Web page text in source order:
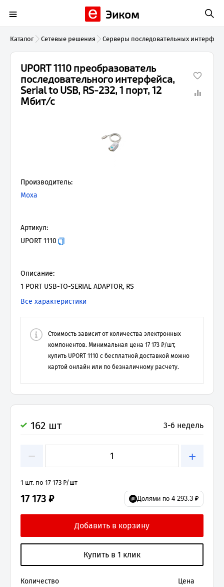
Эиком
Каталог Сетевые решения Серверы последовательных
UPORT 1110 преобразователь
последовательного интерфейса,
Serial to USB, RS-232, 1 порт, 12
Мбит/с
Производитель:
Moxa
Артикул:
UPORT 1110
Описание:
1 PORT USB-TO-SERIAL ADAPTOR, RS
Все характеристики
Стоимость зависит от количества электронных
компонентов. Минимальная цена 17 173 ₽/шт,
купить UPORT 1110 с бесплатной доставкой можно
картой онлайн или по безналичному расчету.
162 шт 3-6 недель
− +
1 шт. по 17 173 ₽/шт
17 173 ₽ Долями по 4 293.3 ₽
Количество Цена